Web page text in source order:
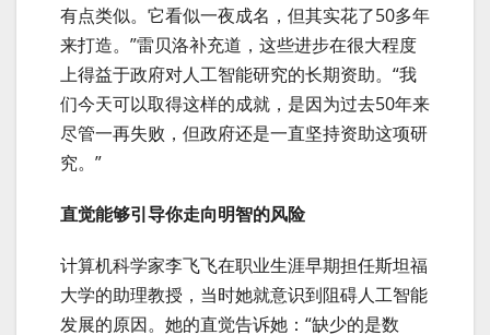
有点类似。它看似一夜成名，但其实花了50多年
来打造。”雷贝洛补充道，这些进步在很大程度
上得益于政府对人工智能研究的长期资助。“我
们今天可以取得这样的成就，是因为过去50年来
尽管一再失败，但政府还是一直坚持资助这项研
究。”
直觉能够引导你走向明智的风险
计算机科学家李飞飞在职业生涯早期担任斯坦福
大学的助理教授，当时她就意识到阻碍人工智能
发展的原因。她的直觉告诉她：“缺少的是数